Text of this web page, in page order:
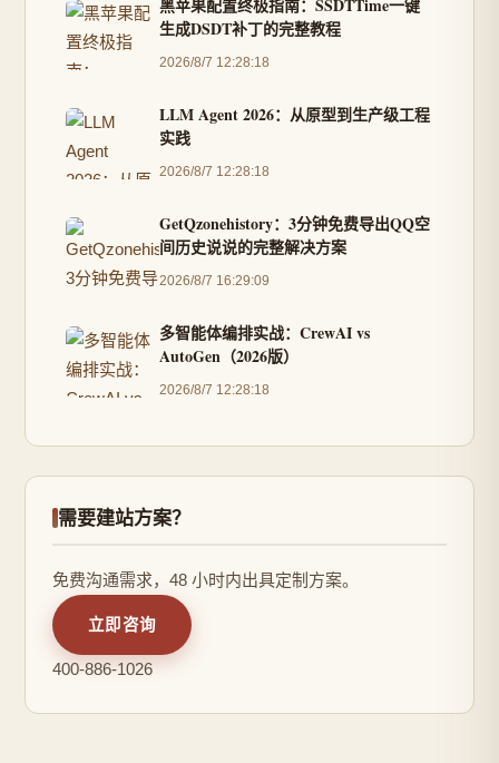
黑苹果配置终极指南：SSDTTime一键
生成DSDT补丁的完整教程
2026/8/7 12:28:18
LLM Agent 2026：从原型到生产级工程
实践
2026/8/7 12:28:18
GetQzonehistory：3分钟免费导出QQ空
间历史说说的完整解决方案
2026/8/7 16:29:09
多智能体编排实战：CrewAI vs
AutoGen（2026版）
2026/8/7 12:28:18
需要建站方案？
免费沟通需求，48 小时内出具定制方案。
立即咨询
400-886-1026